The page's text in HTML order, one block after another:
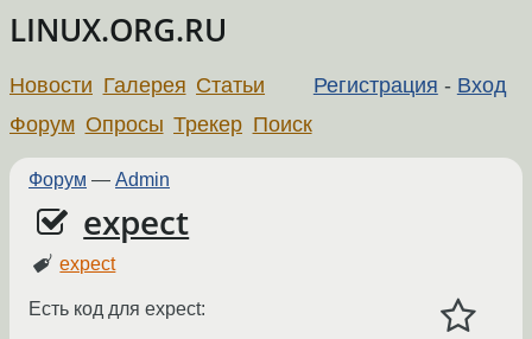
LINUX.ORG.RU
Регистрация - Вход
Новости Галерея Статьи
Форум Опросы Трекер Поиск
Форум — Admin
expect
expect
Есть код для expect: